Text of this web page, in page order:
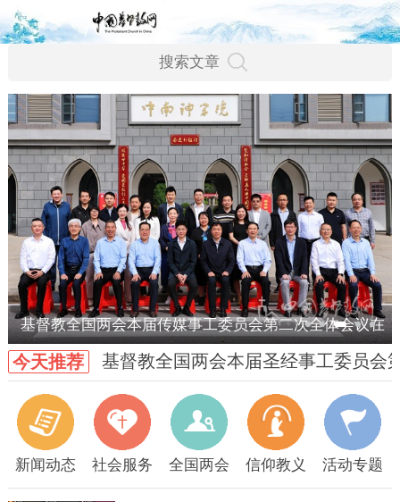
基督教全国两会本届传媒事工委员会第二次全体会议在
武汉召开
今天推荐 基督教全国两会本届圣经事工委员会
新闻动态 社会服务 全国两会 信仰教义 活动专题